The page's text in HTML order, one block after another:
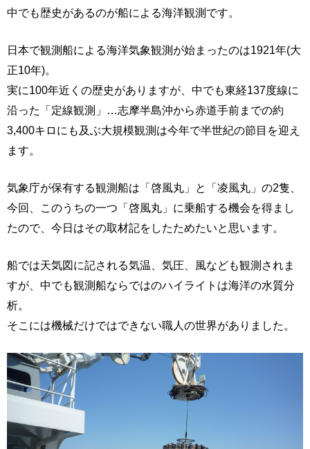
中でも歴史があるのが船による海洋観測です。
日本で観測船による海洋気象観測が始まったのは1921年(大
正10年)。
実に100年近くの歴史がありますが、中でも東経137度線に
沿った「定線観測」…志摩半島沖から赤道手前までの約
3,400キロにも及ぶ大規模観測は今年で半世紀の節目を迎え
ます。
気象庁が保有する観測船は「啓風丸」と「凌風丸」の2隻、
今回、このうちの一つ「啓風丸」に乗船する機会を得まし
たので、今日はその取材記をしたためたいと思います。
船では天気図に記される気温、気圧、風なども観測されま
すが、中でも観測船ならではのハイライトは海洋の水質分
析。
そこには機械だけではできない職人の世界がありました。